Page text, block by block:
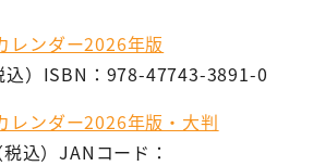
レンダー2026年版
込）ISBN：978-47743-3891-0
レンダー2026年版・大判
込）JANコード：